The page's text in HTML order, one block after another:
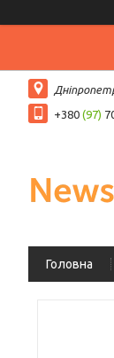
+380 (97)
Головна